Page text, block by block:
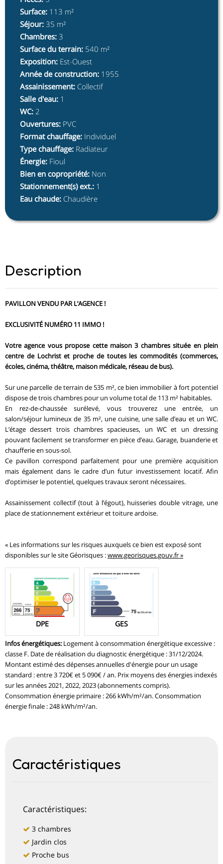
Surface: 113 m²
Séjour: 35 m²
Chambres: 3
Surface du terrain: 540 m²
Exposition: Est-Ouest
Année de construction: 1955
Assainissement: Collectif
Salle d'eau: 1
WC: 2
Ouvertures: PVC
Format chauffage: Individuel
Type chauffage: Radiateur
Énergie: Fioul
Bien en copropriété: Non
Stationnement(s) ext.: 1
Eau chaude: Chaudière
Description
PAVILLON VENDU PAR L’AGENCE !
EXCLUSIVITÉ NUMÉRO 11 IMMO !
Votre agence vous propose cette maison 3 chambres située en plein
centre de Lochrist et proche de toutes les commodités (commerces,
écoles, cinéma, théâtre, maison médicale, réseau de bus).
Sur une parcelle de terrain de 535 m², ce bien immobilier à fort potentiel
dispose de trois chambres pour un volume total de 113 m² habitables.
En rez-de-chaussée surélevé, vous trouverez une entrée, un
salon/séjour lumineux de 35 m², une cuisine, une salle d’eau et un WC.
L’étage dessert trois chambres spacieuses, un WC et un dressing
pouvant facilement se transformer en pièce d’eau. Garage, buanderie et
chaufferie en sous-sol.
Ce pavillon correspond parfaitement pour une première acquisition
mais également dans le cadre d’un futur investissement locatif. Afin
d’optimiser le potentiel, quelques travaux seront nécessaires.
Assainissement collectif (tout à l’égout), huisseries double vitrage, une
place de stationnement extérieur et toiture ardoise.
« Les informations sur les risques auxquels ce bien est exposé sont
disponibles sur le site Géorisques :www.georisques.gouv.fr »
DPE GES
Infos énergétiques: Logement à consommation énergétique excessive :
classe F. Date de réalisation du diagnostic énergétique : 31/12/2024.
Montant estimé des dépenses annuelles d'énergie pour un usage
standard : entre 3 720€ et 5 090€ / an. Prix moyens des énergies indexés
sur les années 2021, 2022, 2023 (abonnements compris).
Consommation énergie primaire : 266 kWh/m²/an. Consommation
énergie finale : 248 kWh/m²/an.
Caractéristiques
Caractéristiques:
3 chambres
Jardin clos
Proche bus